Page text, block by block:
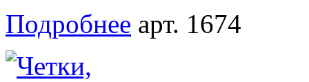
Подробнее арт. 1674